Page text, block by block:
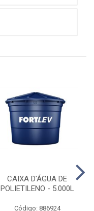
CAIXA D'ÁGUA DE
POLIETILENO - 5.000L
Código: 886924